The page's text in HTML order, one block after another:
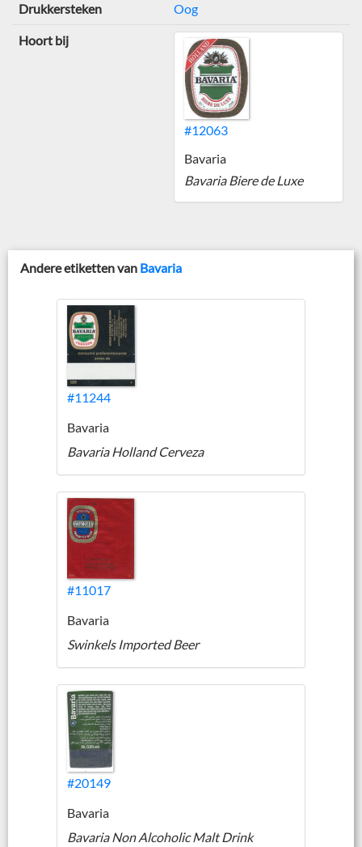
Drukkersteken Oog
Hoort bij
#12063
Bavaria
Bavaria Biere de Luxe
Andere etiketten van Bavaria
#11244
Bavaria
Bavaria Holland Cerveza
#11017
Bavaria
Swinkels Imported Beer
#20149
Bavaria
Bavaria Non Alcoholic Malt Drink